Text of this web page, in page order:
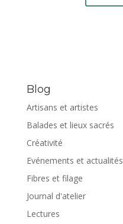
Blog
Artisans et artistes
Balades et lieux sacrés
Créativité
Evénements et actualités
Fibres et filage
Journal d'atelier
Lectures